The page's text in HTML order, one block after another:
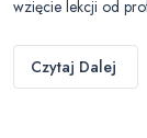
wzięcie lekcji od
Czytaj Dalej